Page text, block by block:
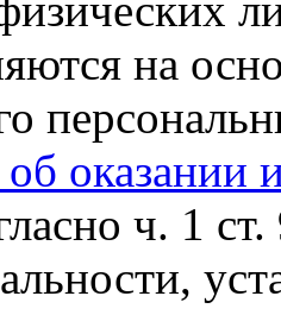
на
оказании
ч. 1